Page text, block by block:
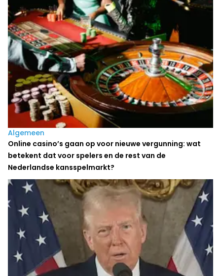
Algemeen
Online casino’s gaan op voor nieuwe vergunning: wat
betekent dat voor spelers en de rest van de
Nederlandse kansspelmarkt?